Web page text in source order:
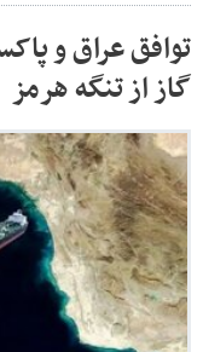
توافق عراق و
گاز از تنگه هرمز